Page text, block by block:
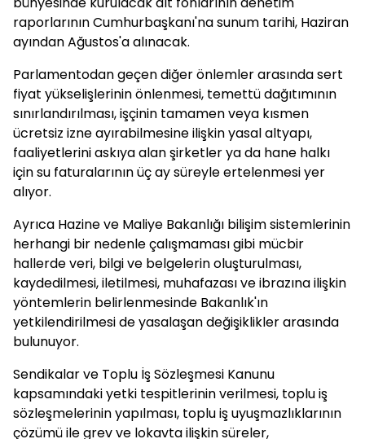
raporlarının Cumhurbaşkanı'na sunum tarihi, Haziran
ayından Ağustos'a alınacak.
Parlamentodan geçen diğer önlemler arasında sert
fiyat yükselişlerinin önlenmesi, temettü dağıtımının
sınırlandırılması, işçinin tamamen veya kısmen
ücretsiz izne ayırabilmesine ilişkin yasal altyapı,
faaliyetlerini askıya alan şirketler ya da hane halkı
için su faturalarının üç ay süreyle ertelenmesi yer
alıyor.
Ayrıca Hazine ve Maliye Bakanlığı bilişim sistemlerinin
herhangi bir nedenle çalışmaması gibi mücbir
hallerde veri, bilgi ve belgelerin oluşturulması,
kaydedilmesi, iletilmesi, muhafazası ve ibrazına ilişkin
yöntemlerin belirlenmesinde Bakanlık'ın
yetkilendirilmesi de yasalaşan değişiklikler arasında
bulunuyor.
Sendikalar ve Toplu İş Sözleşmesi Kanunu
kapsamındaki yetki tespitlerinin verilmesi, toplu iş
sözleşmelerinin yapılması, toplu iş uyuşmazlıklarının
çözümü ile grev ve lokavta ilişkin süreler,